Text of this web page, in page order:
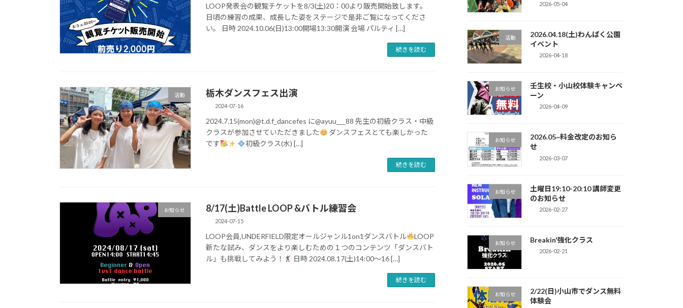
LOOP発表会の観覧チケットを8/3(土)20：00より販売開始致します。
日頃の練習の成果、成長した姿をステージで是非ご覧になってくださ
い。 日時 2024.10.06(日)13:00開場13:30開演 会場 パルティ […]
続きを読む
活動 栃木ダンスフェス出演
2024-07-16
2024.7.15(mon)@t.d.f_dancefes に@ayuu___88 先生の初級クラス・中級
クラスが参加させていただきました
ダンスフェスとても楽しかった
です
初級クラス(水) […]
続きを読む
お知らせ 8/17(土)Battle LOOP &バトル練習会
2024-07-15
LOOP会員,UNDERFIELD限定オールジャンル1on1ダンスバトル
LOOP
新たな試み、ダンスをより楽しむための１つのコンテンツ「ダンスバト
ル」も挑戦してみよう！
日時 2024.08.17(土)14:00〜16 […]
続きを読む
2026-05-04
活動
2026.04.18(土)わんぱく公園
イベント
2026-04-18
お知らせ
壬生校・小山校体験キャンペ
ーン
2026-04-09
お知らせ
2026.05~料金改定のお知ら
せ
2026-03-07
お知らせ
土曜日19:10-20:10 講師変更
のお知らせ
2026-02-27
お知らせ Breakin'強化クラス
2026-02-21
お知らせ
2/22(日)小山市でダンス無料
体験会